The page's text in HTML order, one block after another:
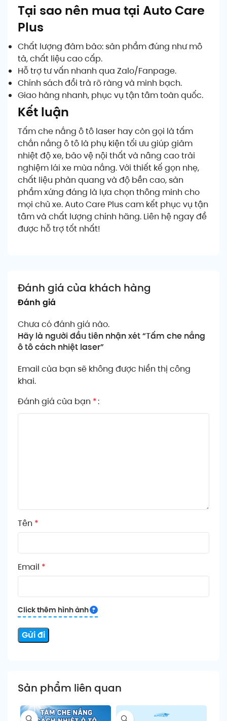
Tại sao nên mua tại Auto Care
Plus
Chất lượng đảm bảo: sản phẩm đúng như mô
tả, chất liệu cao cấp.
Hỗ trợ tư vấn nhanh qua Zalo/Fanpage.
Chính sách đổi trả rõ ràng và minh bạch.
Giao hàng nhanh, phục vụ tận tâm toàn quốc.
Kết luận
Tấm che nắng ô tô laser hay còn gọi là tấm
chắn nắng ô tô là phụ kiện tối ưu giúp giảm
nhiệt độ xe, bảo vệ nội thất và nâng cao trải
nghiệm lái xe mùa nắng. Với thiết kế gọn nhẹ,
chất liệu phản quang và độ bền cao, sản
phẩm xứng đáng là lựa chọn thông minh cho
mọi chủ xe. Auto Care Plus cam kết phục vụ tận
tâm và chất lượng chính hãng. Liên hệ ngay để
được hỗ trợ tốt nhất!
Đánh giá của khách hàng
Đánh giá
Chưa có đánh giá nào.
Hãy là người đầu tiên nhận xét “Tấm che nắng
ô tô cách nhiệt laser”
Email của bạn sẽ không được hiển thị công
khai.
Đánh giá của bạn *
Tên *
Email *
Click thêm hình ảnh
Sản phẩm liên quan